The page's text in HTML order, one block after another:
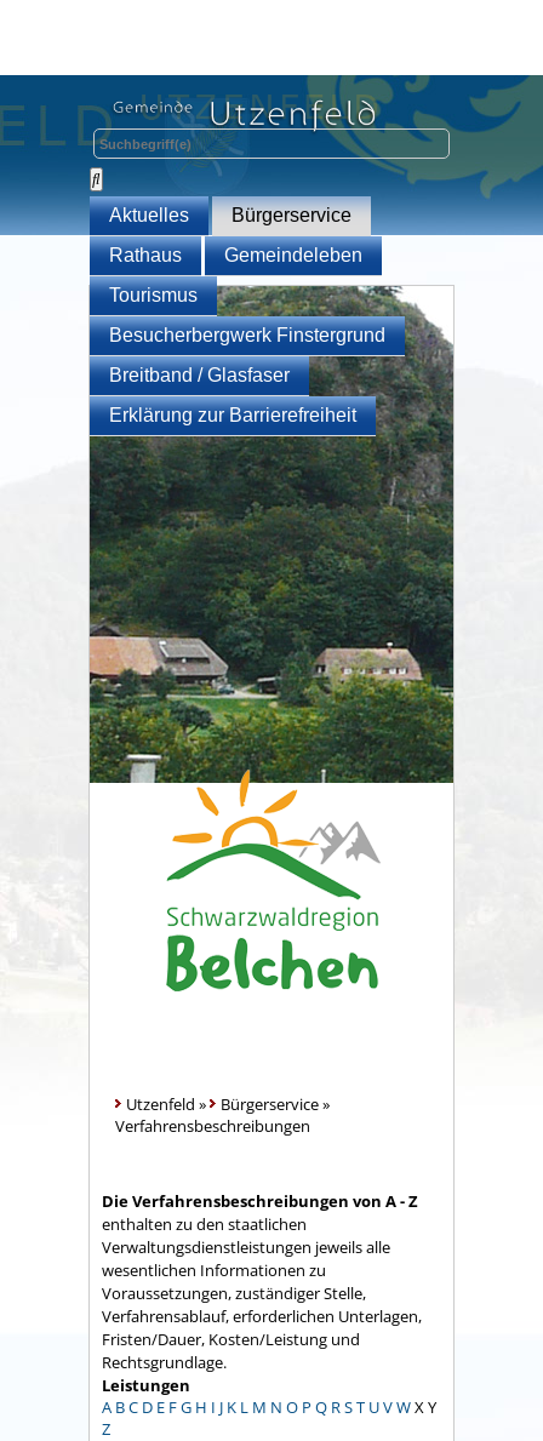
Aktuelles
Bürgerservice
Rathaus
Gemeindeleben
Tourismus
Besucherbergwerk Finstergrund
Breitband / Glasfaser
Erklärung zur Barrierefreiheit
Utzenfeld » Bürgerservice»
Verfahrensbeschreibungen
Die Verfahrensbeschreibungen von A - Z
enthalten zu den staatlichen
Verwaltungsdienstleistungen jeweils alle
wesentlichen Informationen zu
Voraussetzungen, zuständiger Stelle,
Verfahrensablauf, erforderlichen Unterlagen,
Fristen/Dauer, Kosten/Leistung und
Rechtsgrundlage.
Leistungen
A BC D E FG H I J K L M N O P Q RST UVWX Y
Z